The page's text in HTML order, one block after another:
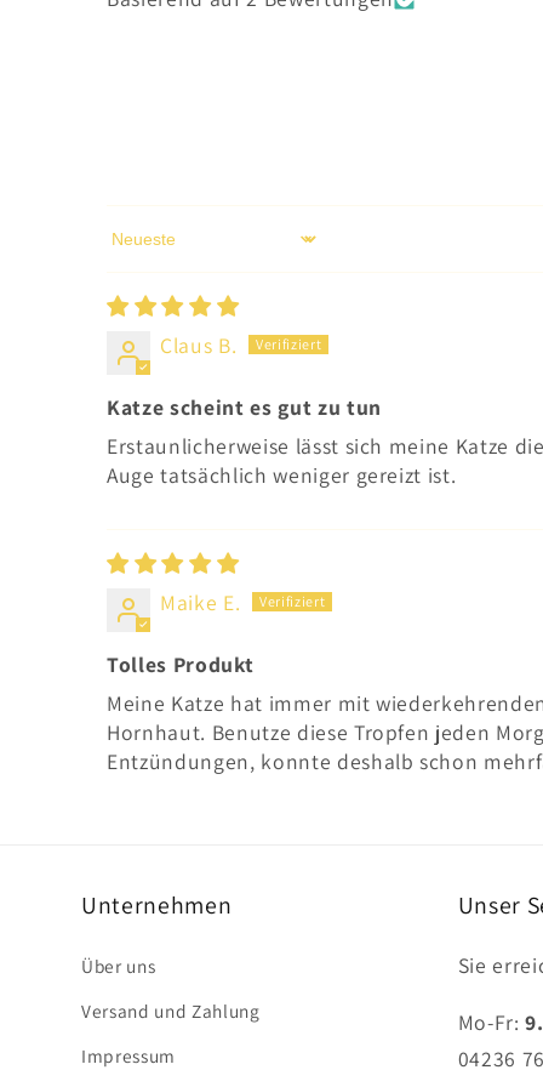
Sort by
Claus B.
Katze scheint es gut zu tun
Erstaunlicherweise lässt sich meine Katze
Auge tatsächlich weniger gereizt ist.
Maike E.
Tolles Produkt
Meine Katze hat immer mit
Hornhaut. Benutze diese Tropfen jeden
Entzündungen, konnte deshalb schon
Unternehmen
Über uns
Versand und Zahlung
Impressum
Unser
Sie
Mo-Fr:
04236